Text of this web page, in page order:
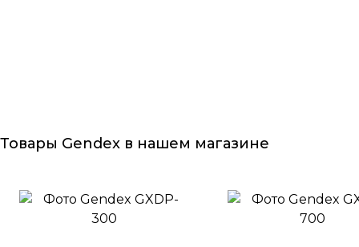
Товары Gendex в нашем магазине